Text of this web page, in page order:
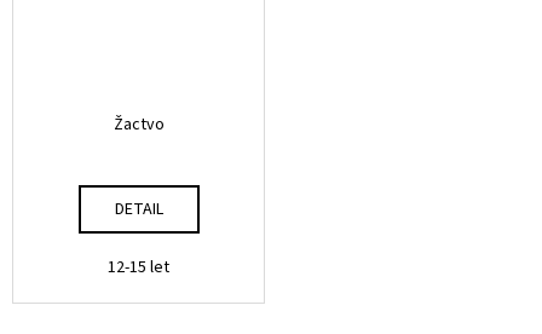
Žactvo
DETAIL
12-15 let